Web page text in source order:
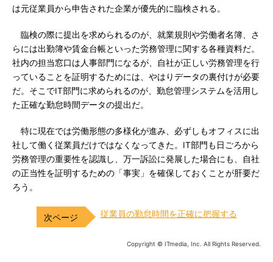
は元従業員から申告された企業が優先的に臨検される。
臨検の際に提出を求められるのが、就業規則や労働者名簿、さ
らには出勤簿や賃金台帳といった労務管理に関する各種資料だ。
社内の担当窓口は人事部門になるが、自社が正しい労務管理を行
っていることを証明するためには、やはりデータの裏付けが必要
だ。そこでIT部門に求められるのが、勤怠管理システムを活用し
た正確な勤怠時間データの提出だ。
特に現在では労働形態の多様化が進み、必ずしもオフィスに出
社して働く従業員だけではなくなってきた。IT部門も日ごろから
労務管理の重要性を認識し、万一訴訟に発展した場合にも、自社
の正当性を証明するための「事実」を確保しておくことが肝要だ
ろう。
従業員の勤怠時間を正確に把握する
Copyright © ITmedia, Inc. All Rights Reserved.